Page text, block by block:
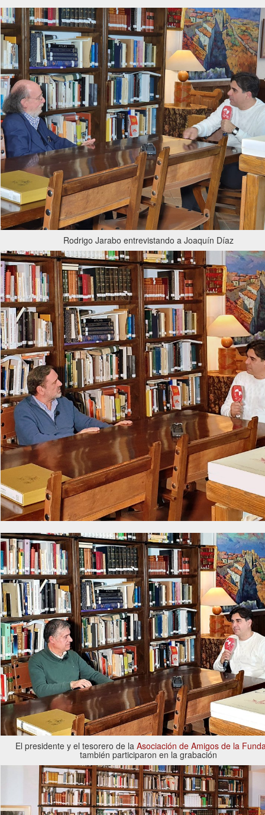
Rodrigo Jarabo entrevistando a Joaquín Díaz
El presidente y el tesorero de la Asociación de Amigos de la
también participaron en la grabación